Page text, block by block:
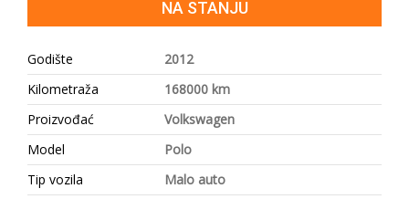
NA STANJU
Godište
2012
Kilometraža
168000 km
Proizvođać
Volkswagen
Model
Polo
Tip vozila
Malo auto